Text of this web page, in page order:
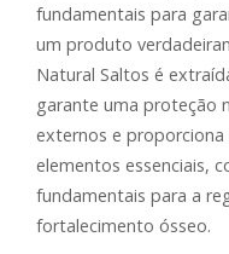
fundamentais para
um produto
Natural Saltos é
garante uma proteção
externos e
elementos essenciais,
fundamentais para a
fortalecimento ósseo.